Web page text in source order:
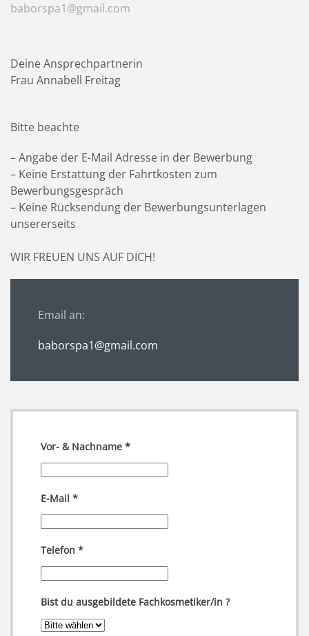
baborspa1@gmail.com
Deine Ansprechpartnerin
Frau Annabell Freitag
Bitte beachte
– Angabe der E-Mail Adresse in der Bewerbung
– Keine Erstattung der Fahrtkosten zum
Bewerbungsgespräch
– Keine Rücksendung der Bewerbungsunterlagen
unsererseits
WIR FREUEN UNS AUF DICH!
Email an:
baborspa1@gmail.com
Vor- & Nachname *
E-Mail *
Telefon *
Bist du ausgebildete Fachkosmetiker/in ?